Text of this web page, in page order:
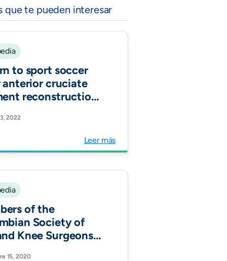
que te pueden interesar
to sport soccer
cruciate
reconstruction:
2022
Leer más
of the
Society of
Knee Surgeons
15, 2020